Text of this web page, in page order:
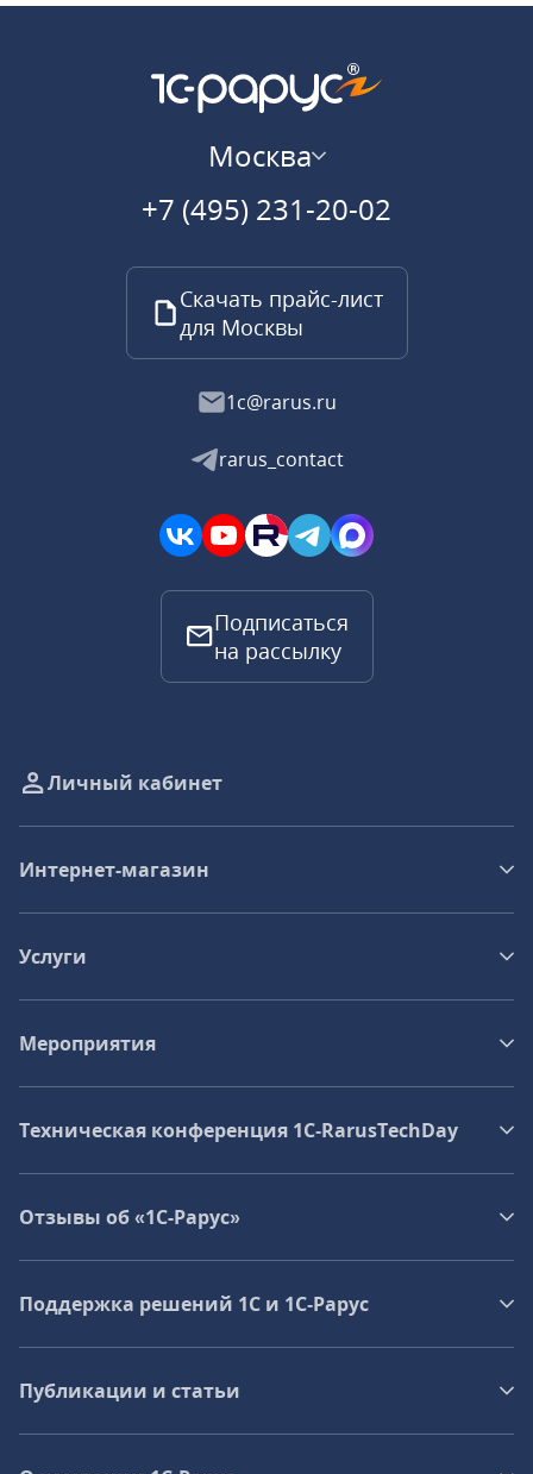
Москва
+7 (495) 231-20-02
Скачать прайс-лист
для Москвы
1c@rarus.ru
rarus_contact
Подписаться
на рассылку
Личный кабинет
Интернет-магазин
Услуги
Мероприятия
Техническая конференция 1C‑RarusTechDay
Отзывы об «1С-Рарус»
Поддержка решений 1С и 1С‑Рарус
Публикации и статьи